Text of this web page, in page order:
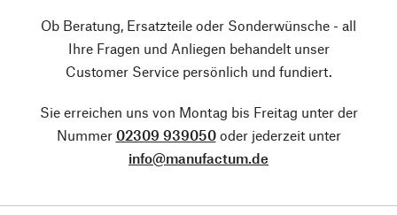
Ob Beratung, Ersatzteile oder Sonderwünsche - all
Ihre Fragen und Anliegen behandelt unser
Customer Service persönlich und fundiert.
Sie erreichen uns von Montag bis Freitag unter der
Nummer 02309 939050oder jederzeit unter
info@manufactum.de